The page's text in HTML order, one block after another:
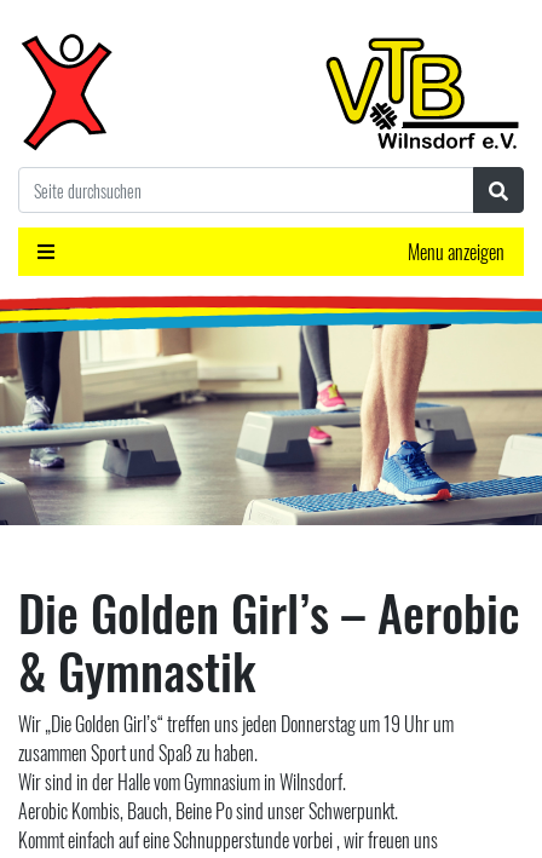
Menu anzeigen
Die Golden Girl’s – Aerobic
& Gymnastik
Wir „Die Golden Girl’s“ treffen uns jeden Donnerstag um 19 Uhr um
zusammen Sport und Spaß zu haben.
Wir sind in der Halle vom Gymnasium in Wilnsdorf.
Aerobic Kombis, Bauch, Beine Po sind unser Schwerpunkt.
Kommt einfach auf eine Schnupperstunde vorbei , wir freuen uns